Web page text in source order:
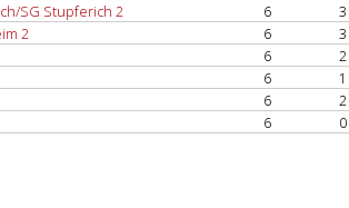
SG Stupferich 2 6 3
2 6 3
6 2
6 1
6 2
6 0